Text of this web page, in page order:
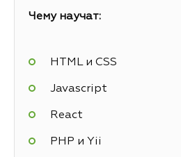
Чему научат:
HTML и CSS
Javascript
React
PHP и Yii